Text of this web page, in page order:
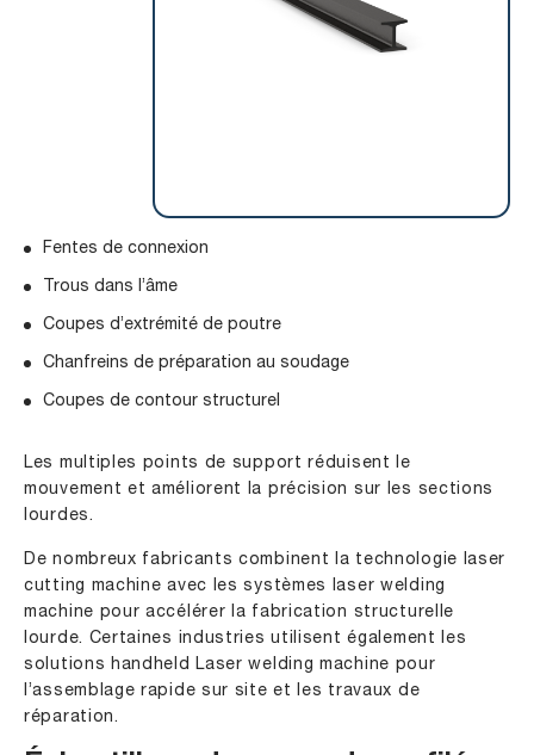
Fentes de connexion
Trous dans l’âme
Coupes d’extrémité de poutre
Chanfreins de préparation au soudage
Coupes de contour structurel
Les multiples points de support réduisent le
mouvement et améliorent la précision sur les sections
lourdes.
De nombreux fabricants combinent la technologie laser
cutting machine avec les systèmes laser welding
machine pour accélérer la fabrication structurelle
lourde. Certaines industries utilisent également les
solutions handheld Laser welding machine pour
l’assemblage rapide sur site et les travaux de
réparation.